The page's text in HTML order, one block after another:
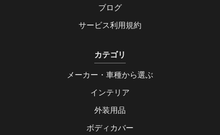
ブログ
サービス利用規約
カテゴリ
メーカー・車種から選ぶ
インテリア
外装用品
ボディカバー